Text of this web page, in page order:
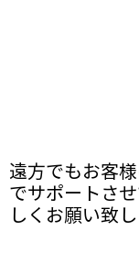
遠方でもお客
でサポートさ
しくお願い致